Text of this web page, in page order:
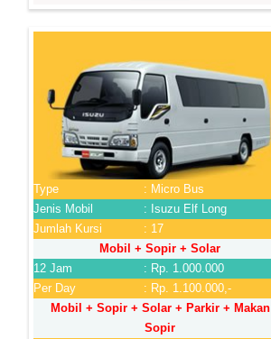
Type
: Micro Bus
Jenis Mobil
: Isuzu Elf Long
Jumlah Kursi
: 17
Mobil + Sopir + Solar
12 Jam
: Rp. 1.000.000
Per Day
: Rp. 1.100.000,-
Mobil + Sopir + Solar + Parkir + Makan
Sopir